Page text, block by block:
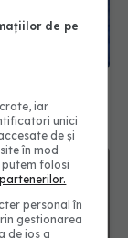
pentru
de pe
iar
unici
de și
în mod
folosi
personal în
gestionarea
de jos a